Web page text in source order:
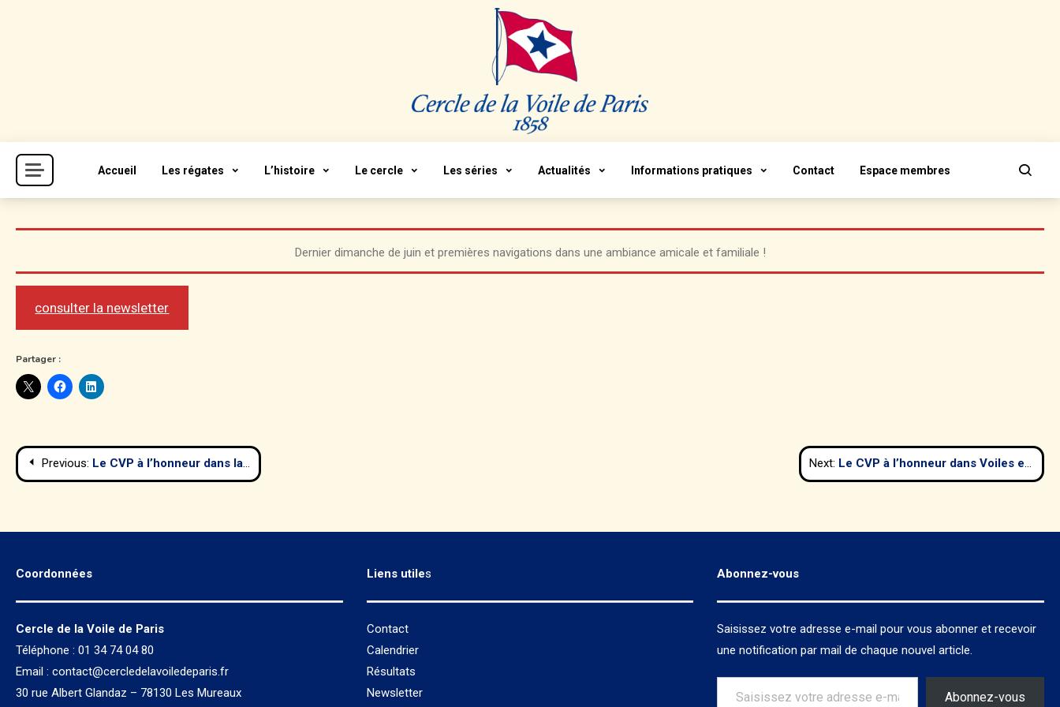
CVP
Cercle de la Voile de Paris
Accueil Les régates L’histoire Le cercle Les séries Actualités Informations pratiques Contact Espace membres
Dernier dimanche de juin et premières navigations dans une ambiance amicale et familiale !
consulter la newsletter
Partager :
Navigation
l’article
Previous: Le CVP à l’honneur dans la Gazette de la Ligue IDF – One Ton Cup Next: Le CVP à l’honneur dans Voiles et Voiliers de septembre 2020
Coordonnées
Cercle de la Voile de Paris
Téléphone : 01 34 74 04 80
Email : contact@cercledelavoiledeparis.fr
30 rue Albert Glandaz – 78130 Les Mureaux
Liens utiles
Contact
Calendrier
Résultats
Newsletter
Abonnez-vous
Saisissez votre adresse e-mail pour vous abonner et recevoir
une notification par mail de chaque nouvel article.
Saisissez votre adresse e-mail…
Abonnez-vous